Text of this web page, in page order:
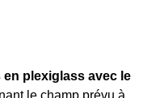
plexiglass avec le
le champ prévu à